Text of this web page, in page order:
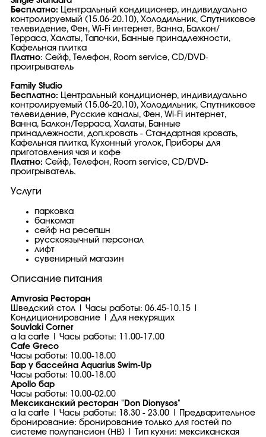
Бесплатно: Центральный кондиционер, индивидуально
контролируемый (15.06-20.10), Холодильник, Спутниковое
телевидение, Фен, Wi-Fi интернет, Ванна, Балкон/
Терраса, Халаты, Тапочки, Банные принадлежности,
Кафельная плитка
Платно: Сейф, Телефон, Room service, CD/DVD-
проигрыватель
Family Studio
Бесплатно: Центральный кондиционер, индивидуально
контролируемый (15.06-20.10), Холодильник, Спутниковое
телевидение, Русские каналы, Фен, Wi-Fi интернет,
Ванна, Балкон/Терраса, Халаты, Банные
принадлежности, доп.кровать - Стандартная кровать,
Кафельная плитка, Кухонный уголок, Приборы для
приготовления чая и кофе
Платно: Сейф, Телефон, Room service, CD/DVD-
проигрыватель.
Услуги
парковка
банкомат
сейф на ресепшн
русскоязычный персонал
лифт
сувенирный магазин
Описание питания
Amvrosia Ресторан
Шведский стол | Часы работы: 06.45-10.15 |
Кондиционирование | Для некурящих
Souvlaki Corner
a la carte | Часы работы: 11.00-17.00
Cafe Greco
Часы работы: 10.00-18.00
Бар у бассейна Aquarius Swim-Up
Часы работы: 10.00-18.00
Apollo бар
Часы работы: 10.00-02.00
Мексиканский ресторан "Don Dionysos"
a la carte | Часы работы: 18.30 - 23.00 | Предварительное
бронирование: бронирование только для гостей по
системе полупансион (ΗΒ) | Тип кухни: мексиканская